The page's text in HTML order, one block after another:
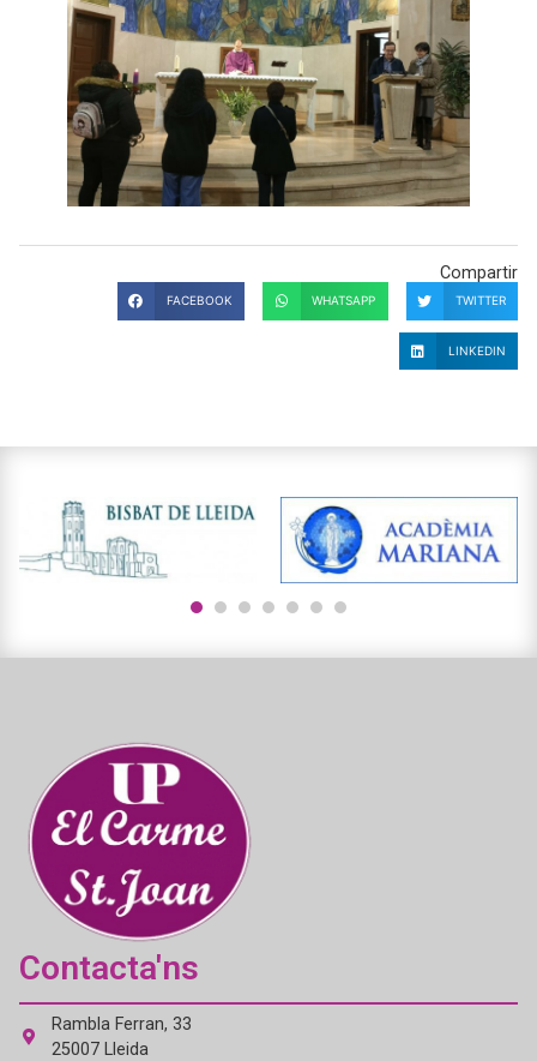
Compartir
FACEBOOK WHATSAPP TWITTER
LINKEDIN
Contacta'ns
Rambla Ferran, 33
25007 Lleida